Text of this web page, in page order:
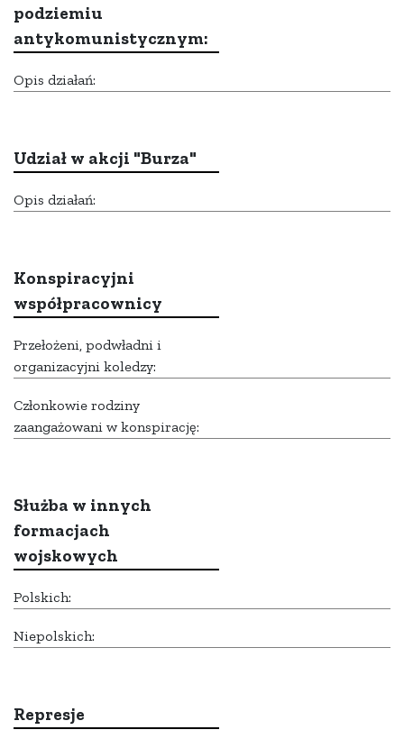
podziemiu
antykomunistycznym:
Opis działań:
Udział w akcji "Burza"
Opis działań:
Konspiracyjni
współpracownicy
Przełożeni, podwładni i
organizacyjni koledzy:
Członkowie rodziny
zaangażowani w konspirację:
Służba w innych
formacjach
wojskowych
Polskich:
Niepolskich:
Represje